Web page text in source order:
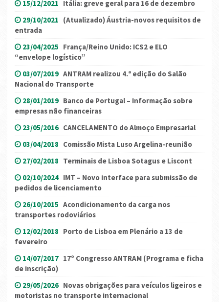
15/12/2021 Itália: greve geral para 16 de dezembro
29/10/2021 (Atualizado) Áustria-novos requisitos de
entrada
23/04/2025 França/Reino Unido: ICS2 e ELO
“envelope logístico”
03/07/2019 ANTRAM realizou 4.ª edição do Salão
Nacional do Transporte
28/01/2019 Banco de Portugal – Informação sobre
empresas não financeiras
23/05/2016 CANCELAMENTO do Almoço Empresarial
03/04/2018 Comissão Mista Luso Argelina-reunião
27/02/2018 Terminais de Lisboa Sotagus e Liscont
02/10/2024 IMT – Novo interface para submissão de
pedidos de licenciamento
26/10/2015 Acondicionamento da carga nos
transportes rodoviários
12/02/2018 Porto de Lisboa em Plenário a 13 de
fevereiro
14/07/2017 17º Congresso ANTRAM (Programa e ficha
de inscrição)
29/05/2026 Novas obrigações para veículos ligeiros e
motoristas no transporte internacional